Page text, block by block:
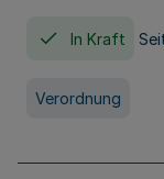
In Kraft
Verordnung